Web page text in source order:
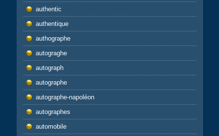
authentic
authentique
authographe
autograghe
autograph
autographe
autographe-napoléon
autographes
automobile